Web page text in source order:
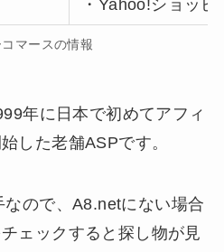
・Yahoo!ショッ
マースの情報
年に日本で初めてアフィ
した老舗ASPです。
ので、A8.netにない場合
ェックすると探し物が見